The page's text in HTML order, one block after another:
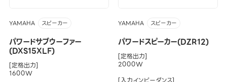
YAMAHA スピーカー
パワードサブウーファー
(DXS15XLF)
[定格出力]
1600W
YAMAHA スピーカー
パワードスピーカー(DZR12)
[定格出力]
2000W